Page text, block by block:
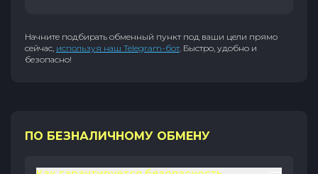
Начните подбирать обменный пункт под ваши цели прямо
сейчас, используя наш Telegram-бот. Быстро, удобно и
безопасно!
ПО БЕЗНАЛИЧНОМУ ОБМЕНУ